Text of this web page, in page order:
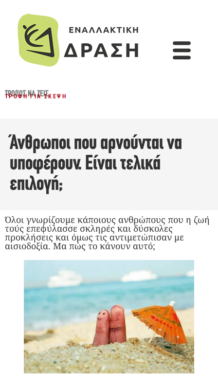
ΤΡΌΠΟΣ ΝΑ ΖΕΙΣ
ΤΡΟΦΉ ΓΙΑ ΣΚΈΨΗ
Άνθρωποι που αρνούνται να
υποφέρουν. Είναι τελικά
επιλογή;
Όλοι γνωρίζουμε κάποιους ανθρώπους που η ζωή
τούς επεφύλασσε σκληρές και δύσκολες
προκλήσεις και όμως τις αντιμετώπισαν με
αισιοδοξία. Μα πώς το κάνουν αυτό;